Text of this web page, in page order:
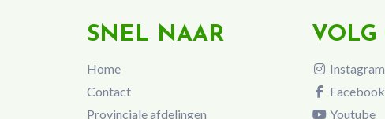
SNEL NAAR
Home
Contact
Provinciale afdelingen
VOLG
Instagram
Facebook
Youtube